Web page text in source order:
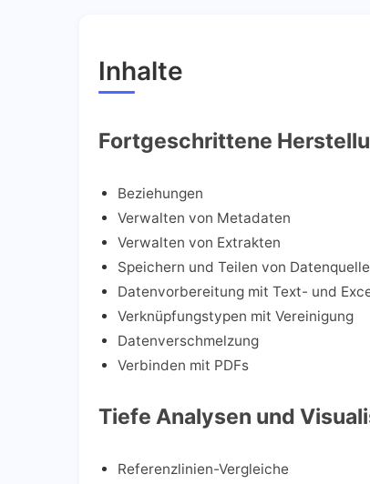
Inhalte
Fortgeschrittene
Beziehungen
Verwalten von Metadaten
Verwalten von Extrakten
Speichern und Teilen von
Datenvorbereitung mit Text- und
Verknüpfungstypen mit Vereinigung
Datenverschmelzung
Verbinden mit PDFs
Tiefe Analysen und
Referenzlinien-Vergleiche